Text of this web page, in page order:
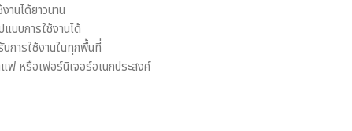
นได้ยาวนาน
บบการใช้งานได้
การใช้งานในทุกพื้นที่
ฟ หรือเฟอร์นิเจอร์อเนกประสงค์